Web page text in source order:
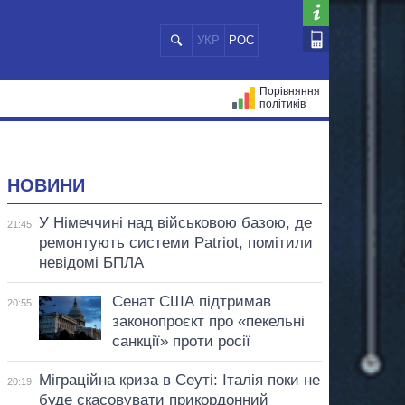
УКР РОС
Порівняння
політиків
НОВИНИ
21:45
У Німеччині над військовою базою, де
ремонтують системи Patriot, помітили
невідомі БПЛА
20:55
Сенат США підтримав
законопроєкт про «пекельні
санкції» проти росії
20:19
Міграційна криза в Сеуті: Італія поки не
буде скасовувати прикордонний